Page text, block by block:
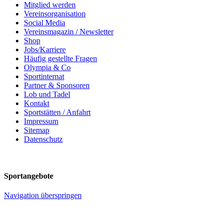
Mitglied werden
Vereinsorganisation
Social Media
Vereinsmagazin / Newsletter
Shop
Jobs/Karriere
Häufig gestellte Fragen
Olympia & Co
Sportinternat
Partner & Sponsoren
Lob und Tadel
Kontakt
Sportstätten / Anfahrt
Impressum
Sitemap
Datenschutz
Sportangebote
Navigation überspringen